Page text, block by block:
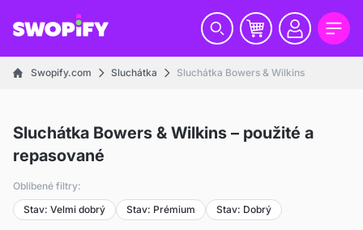
Swopify.com Sluchátka Sluchátka Bowers & Wilkins
Sluchátka Bowers & Wilkins – použité a
repasované
Oblíbené filtry:
Stav: Velmi dobrý
Stav: Prémium Stav: Dobrý